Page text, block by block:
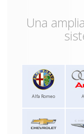
Una
Alfa Romeo